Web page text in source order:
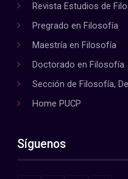
Revista Estudios de
Pregrado en Filosofía
Maestría en Filosofía
Doctorado en Filosofía
Sección de Filosofía,
Home PUCP
Síguenos